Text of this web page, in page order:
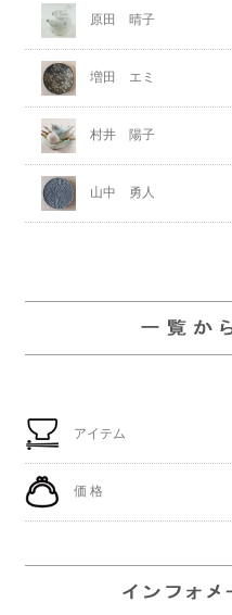
原田 晴子
増田 エミ
村井 陽子
山中 勇人
アイテム
価 格